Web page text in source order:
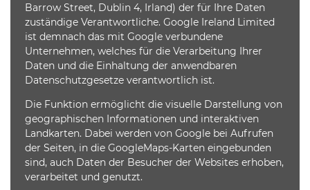
Barrow Street, Dublin 4, Irland) der für Ihre Daten
zuständige Verantwortliche. Google Ireland Limited
ist demnach das mit Google verbundene
Unternehmen, welches für die Verarbeitung Ihrer
Daten und die Einhaltung der anwendbaren
Datenschutzgesetze verantwortlich ist.
Die Funktion ermöglicht die visuelle Darstellung von
geographischen Informationen und interaktiven
Landkarten. Dabei werden von Google bei Aufrufen
der Seiten, in die GoogleMaps-Karten eingebunden
sind, auch Daten der Besucher der Websites erhoben,
verarbeitet und genutzt.